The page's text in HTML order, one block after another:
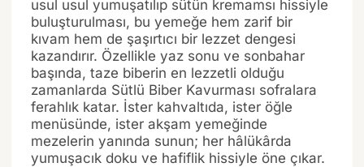
usul usul yumuşatılıp sütün kremamsı hissiyle
buluşturulması, bu yemeğe hem zarif bir
kıvam hem de şaşırtıcı bir lezzet dengesi
kazandırır. Özellikle yaz sonu ve sonbahar
başında, taze biberin en lezzetli olduğu
zamanlarda Sütlü Biber Kavurması sofralara
ferahlık katar. İster kahvaltıda, ister öğle
menüsünde, ister akşam yemeğinde
mezelerin yanında sunun; her hâlükârda
yumuşacık doku ve hafiflik hissiyle öne çıkar.